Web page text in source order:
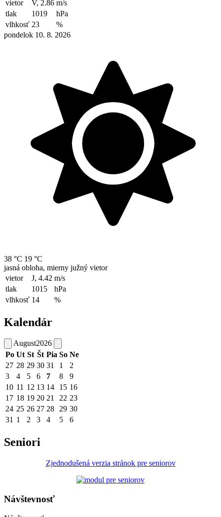
vietor V, 2.86 m/s
tlak
1019
hPa
vlhkosť 23
%
pondelok 10. 8. 2026
38 °C 19 °C
jasná obloha, mierny južný vietor
vietor
J, 4.42 m/s
tlak
1015
hPa
vlhkosť 14 %
Kalendár
August2026
Po Ut St Št Pia So Ne
27 28 29 30 31 1
2
3
4 5 6 7 8
9
10 11 12 13 14 15 16
17 18 19 20 21 22 23
24 25 26 27 28 29 30
31 1 2 3 4 5 6
Seniori
Zjednodušená verzia stránok pre seniorov
Návštevnosť